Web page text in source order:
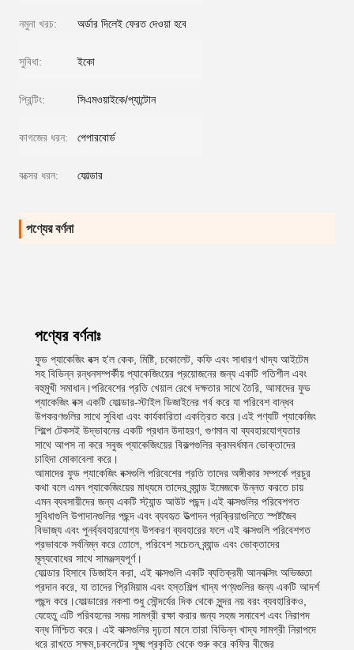
নমুনা খরচ: অর্ডার দিলেই ফেরত দেওয়া হবে
সুবিধা: ইকো
প্রিন্টিং: সিএমওয়াইকে/প্যান্টোন
কাগজের ধরন: পেপারবোর্ড
বক্সের ধরন: ফোল্ডার
পণ্যের বর্ণনা
পণ্যের বর্ণনাঃ
ফুড প্যাকেজিং বক্স হ'ল কেক, মিষ্টি, চকোলেট, কফি এবং সাধারণ খাদ্য আইটেম
সহ বিভিন্ন রন্ধনসম্পর্কীয় প্যাকেজিংয়ের প্রয়োজনের জন্য একটি গতিশীল এবং
বহুমুখী সমাধান।পরিবেশের প্রতি খেয়াল রেখে দক্ষতার সাথে তৈরি, আমাদের ফুড
প্যাকেজিং বক্স একটি ফোল্ডার-স্টাইল ডিজাইনের গর্ব করে যা পরিবেশ বান্ধব
উপকরণগুলির সাথে সুবিধা এবং কার্যকারিতা একত্রিত করে।এই পণ্যটি প্যাকেজিং
শিল্পে টেকসই উদ্ভাবনের একটি প্রধান উদাহরণ, গুণমান বা ব্যবহারযোগ্যতার
সাথে আপস না করে সবুজ প্যাকেজিংয়ের বিকল্পগুলির ক্রমবর্ধমান ভোক্তাদের
চাহিদা মোকাবেলা করে।
আমাদের ফুড প্যাকেজিং বক্সগুলি পরিবেশের প্রতি তাদের অঙ্গীকার সম্পর্কে প্রচুর
কথা বলে এমন প্যাকেজিংয়ের মাধ্যমে তাদের ব্র্যান্ড ইমেজকে উন্নত করতে চায়
এমন ব্যবসায়ীদের জন্য একটি স্ট্যান্ড আউট পছন্দ।এই বাক্সগুলির পরিবেশগত
সুবিধাগুলি উপাদানগুলির পছন্দ এবং ব্যবহৃত উত্পাদন প্রক্রিয়াগুলিতে স্পষ্টজৈব
বিভাজ্য এবং পুনর্ব্যবহারযোগ্য উপকরণ ব্যবহারের ফলে এই বাক্সগুলি পরিবেশগত
প্রভাবকে সর্বনিম্ন করে তোলে, পরিবেশ সচেতন ব্র্যান্ড এবং ভোক্তাদের
মূল্যবোধের সাথে সামঞ্জস্যপূর্ণ।
ফোল্ডার হিসাবে ডিজাইন করা, এই বাক্সগুলি একটি ব্যতিক্রমী আনবক্সিং অভিজ্ঞতা
প্রদান করে, যা তাদের প্রিমিয়াম এবং হস্তশিল্প খাদ্য পণ্যগুলির জন্য একটি আদর্শ
পছন্দ করে।ফোল্ডারের নকশা শুধু সৌন্দর্যের দিক থেকে সুন্দর নয় বরং ব্যবহারিকও,
যেহেতু এটি পরিবহনের সময় সামগ্রী রক্ষা করার জন্য সহজ সমাবেশ এবং নিরাপদ
বন্ধ নিশ্চিত করে। এই বাক্সগুলির দৃঢ়তা মানে তারা বিভিন্ন খাদ্য সামগ্রী নিরাপদে
ধরে রাখতে সক্ষম,চকলেটের সূক্ষ্ম প্রকৃতি থেকে শুরু করে কফির বীজের